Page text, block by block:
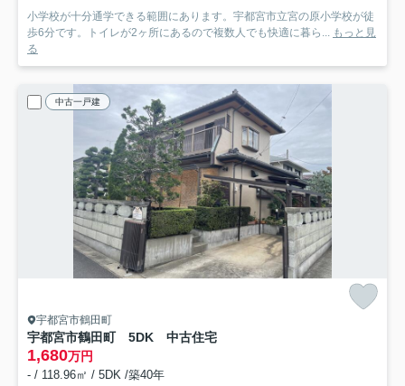
小学校が十分通学できる範囲にあります。宇都宮市立宮の原小学校が徒
歩6分です。トイレが2ヶ所にあるので複数人でも快適に暮ら... もっと見
る
中古一戸建
宇都宮市鶴田町
宇都宮市鶴田町 5DK 中古住宅
1,680万円
- / 118.96㎡ / 5DK /築40年